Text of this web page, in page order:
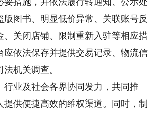
措施，并依法履行转通知、公示处
图书、明显低价异常、关联账号反
关闭店铺、限制重新入驻等相应措
依法保存并提供交易记录、物流信
机关调查。
业及社会各界协同发力，共同推
供便捷高效的维权渠道。同时，制